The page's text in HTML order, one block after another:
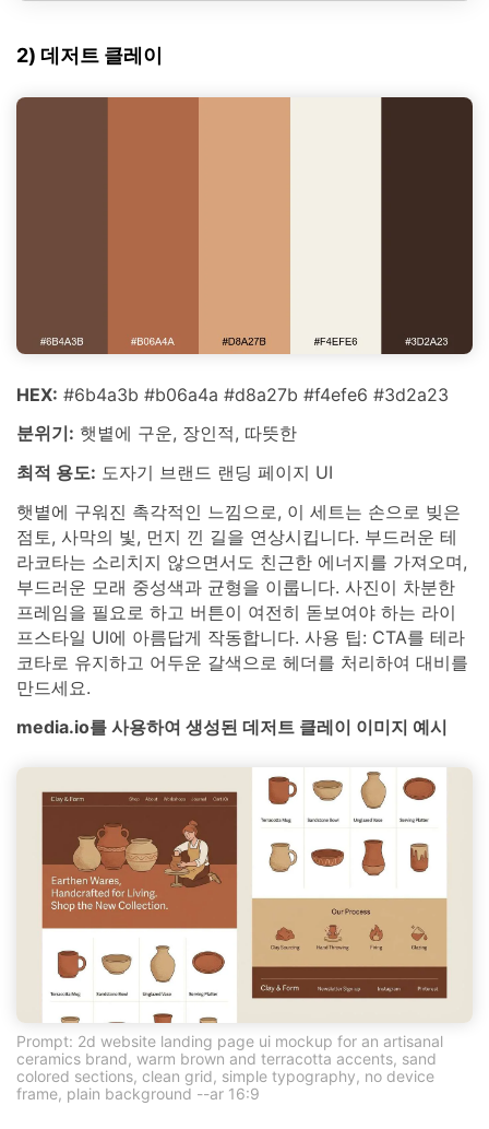
2) 데저트 클레이
HEX: #6b4a3b #b06a4a #d8a27b #f4efe6 #3d2a23
분위기: 햇볕에 구운, 장인적, 따뜻한
최적 용도: 도자기 브랜드 랜딩 페이지 UI
햇볕에 구워진 촉각적인 느낌으로, 이 세트는 손으로 빚은
점토, 사막의 빛, 먼지 낀 길을 연상시킵니다. 부드러운 테
라코타는 소리치지 않으면서도 친근한 에너지를 가져오며,
부드러운 모래 중성색과 균형을 이룹니다. 사진이 차분한
프레임을 필요로 하고 버튼이 여전히 돋보여야 하는 라이
프스타일 UI에 아름답게 작동합니다. 사용 팁: CTA를 테라
코타로 유지하고 어두운 갈색으로 헤더를 처리하여 대비를
만드세요.
media.io를 사용하여 생성된 데저트 클레이 이미지 예시
Prompt: 2d website landing page ui mockup for an artisanal
ceramics brand, warm brown and terracotta accents, sand
colored sections, clean grid, simple typography, no device
frame, plain background --ar 16:9